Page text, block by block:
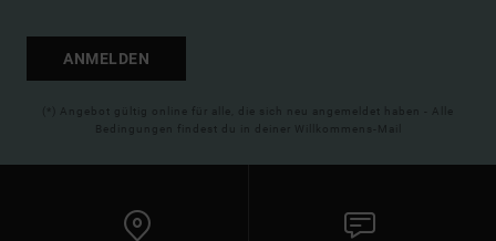
ANMELDEN
(*) Angebot gültig online für alle, die sich neu angemeldet haben - Alle
Bedingungen findest du in deiner Willkommens-Mail